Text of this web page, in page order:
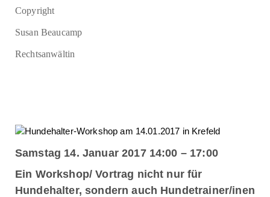
Copyright
Susan Beaucamp
Rechtsanwältin
Samstag 14. Januar 2017 14:00 – 17:00
Ein Workshop/ Vortrag nicht nur für
Hundehalter, sondern auch Hundetrainer/inen